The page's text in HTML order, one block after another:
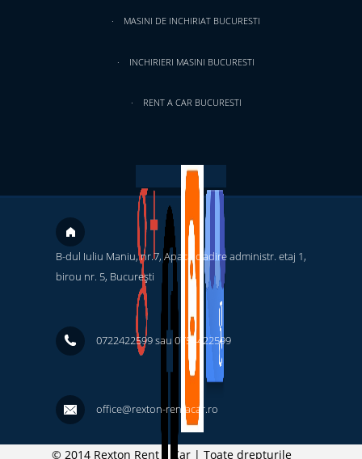
MASINI DE INCHIRIAT BUCURESTI
INCHIRIERI MASINI BUCURESTI
RENT A CAR BUCURESTI
B-dul Iuliu Maniu, nr.7, Apaca cladire administr. etaj 1,
birou nr. 5, București ‎
0722422599 sau 0754422599
office@rexton-rentacar.ro
© 2014 Rexton Rent a Car | Toate drepturile